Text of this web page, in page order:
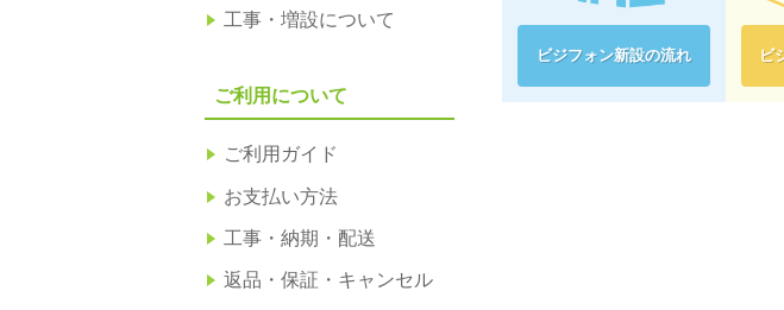
ビジフォン新設の流れ ビ
工事・増設について
ご利用について
ご利用ガイド
お支払い方法
工事・納期・配送
返品・保証・キャンセル